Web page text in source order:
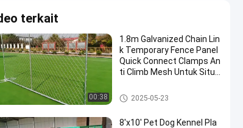
terkait
00:38
1.8m Galvanized Chain Lin
k Temporary Fence Panel
Quick Connect Clamps An
ti Climb Mesh Untuk Situs
Pagar Sementara Logam
2025-05-23
8'x10' Pet Dog Kennel Pla